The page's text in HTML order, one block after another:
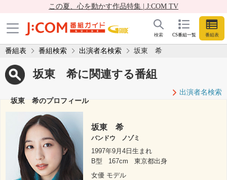
この夏、心を動かす作品特集 | J:COM TV
CS番組一覧 番組表
検索
番組表 番組検索 出演者名検索 坂東 希
坂東 希に関連する番組
出演者名検索
坂東 希のプロフィール
坂東 希
バンドウ ノゾミ
1997年9月4日生まれ
B型
167cm
東京都出身
女優 モデル